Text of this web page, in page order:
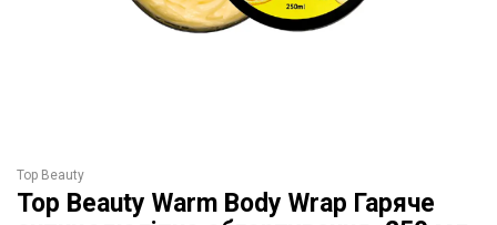
Top Beauty
Top Beauty Warm Body Wrap Гаряче